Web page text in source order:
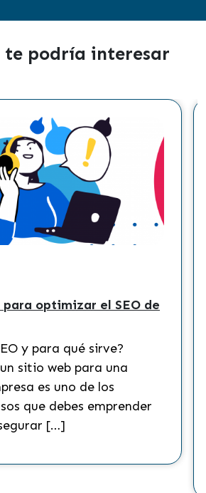
te podría interesar
el SEO de
una
los
¿Cómo
¿Qué es Tik
redes
que ha […]